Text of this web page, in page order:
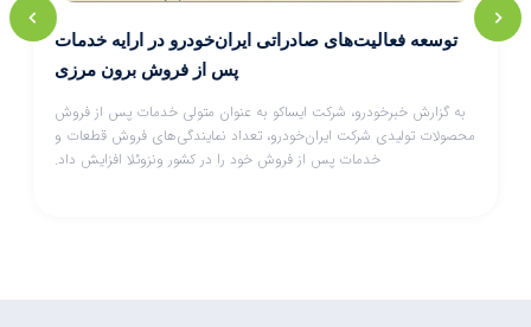
توسعه فعالیت‌های صادراتی ایران‌خودرو در ارایه خدمات
پس از فروش برون مرزی
به گزارش خبرخودرو، شرکت ایساکو به عنوان متولی خدمات پس از فروش
محصولات تولیدی شرکت ایران‌خودرو، تعداد نمایندگی‌های فروش قطعات و
خدمات پس از فروش خود را در کشور ونزوئلا افزایش داد.